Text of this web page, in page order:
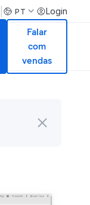
PT Login
Falar
com
vendas